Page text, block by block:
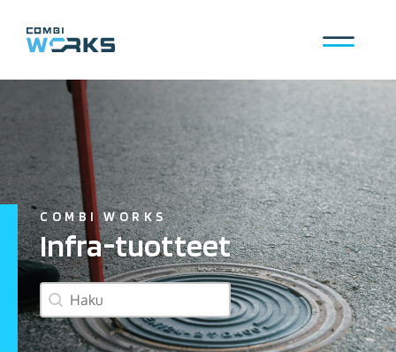
sisältöön
COMBI WORKS
Infra-tuotteet
product search box
Search content